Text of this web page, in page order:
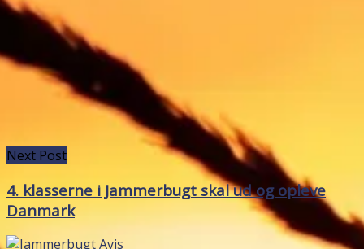
Next Post
4. klasserne i Jammerbugt skal ud og opleve
Danmark